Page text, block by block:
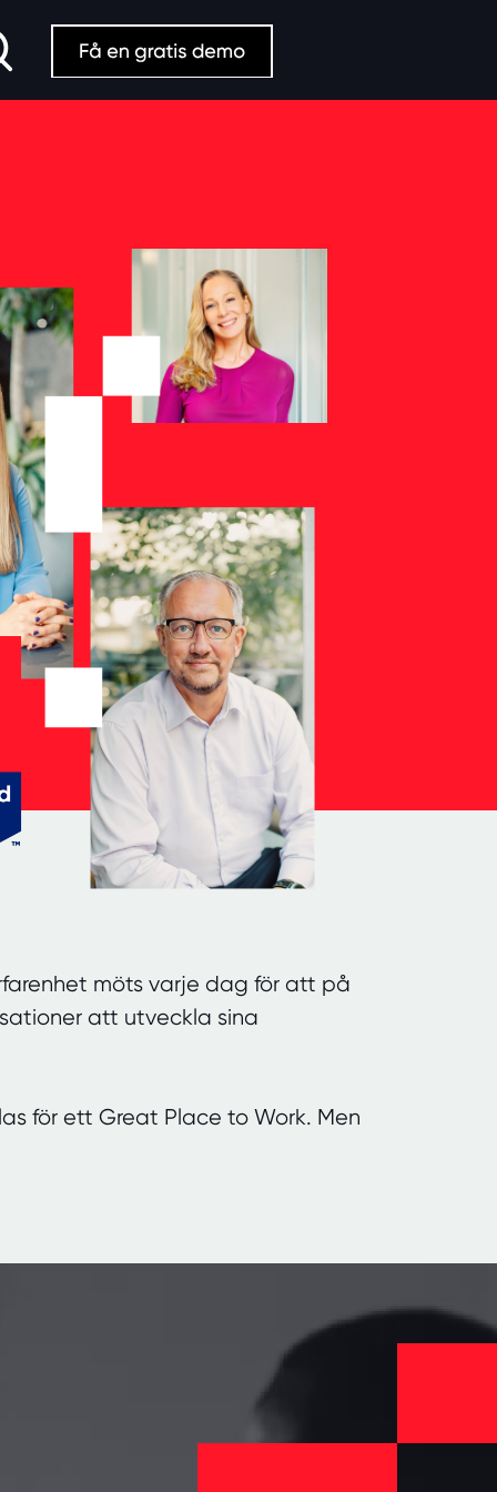
Search
möts varje dag för att på
att utveckla sina
för ett Great Place to Work. Men